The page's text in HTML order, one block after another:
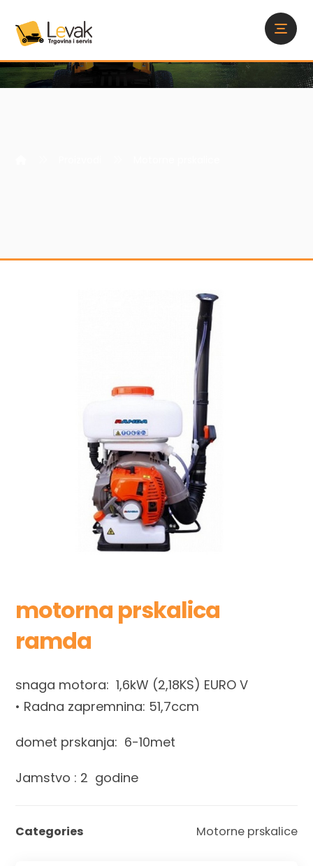
motorna prskalica
ramda
snaga motora: 1,6kW (2,18KS) EURO V
• Radna zapremnina: 51,7ccm
domet prskanja: 6-10met
Jamstvo : 2 godine
Categories Motorne prskalice